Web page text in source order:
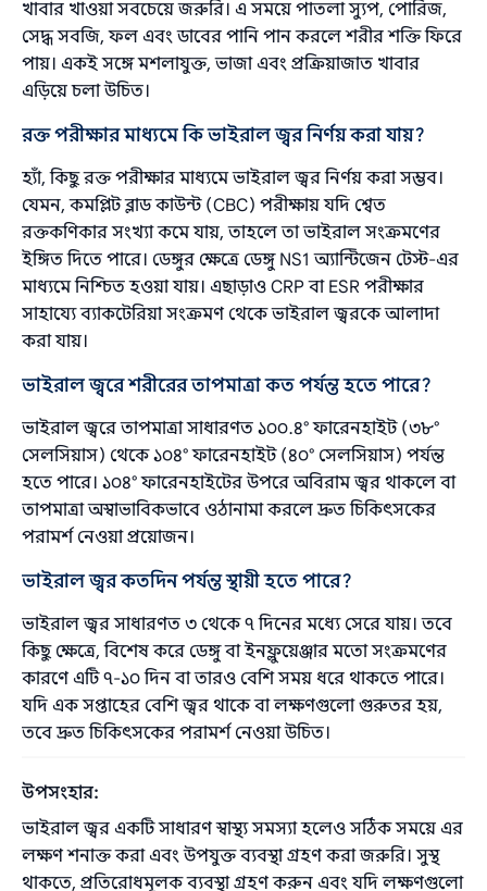
খাবার খাওয়া সবচেয়ে জরুরি। এ সময়ে পাতলা স্যুপ, পোরিজ,
সেদ্ধ সবজি, ফল এবং ডাবের পানি পান করলে শরীর শক্তি ফিরে
পায়। একই সঙ্গে মশলাযুক্ত, ভাজা এবং প্রক্রিয়াজাত খাবার
এড়িয়ে চলা উচিত।
রক্ত পরীক্ষার মাধ্যমে কি ভাইরাল জ্বর নির্ণয় করা যায়?
হ্যাঁ, কিছু রক্ত পরীক্ষার মাধ্যমে ভাইরাল জ্বর নির্ণয় করা সম্ভব।
যেমন, কমপ্লিট ব্লাড কাউন্ট (CBC) পরীক্ষায় যদি শ্বেত
রক্তকণিকার সংখ্যা কমে যায়, তাহলে তা ভাইরাল সংক্রমণের
ইঙ্গিত দিতে পারে। ডেঙ্গুর ক্ষেত্রে ডেঙ্গু NS1 অ্যান্টিজেন টেস্ট-এর
মাধ্যমে নিশ্চিত হওয়া যায়। এছাড়াও CRP বা ESR পরীক্ষার
সাহায্যে ব্যাকটেরিয়া সংক্রমণ থেকে ভাইরাল জ্বরকে আলাদা
করা যায়।
ভাইরাল জ্বরে শরীরের তাপমাত্রা কত পর্যন্ত হতে পারে?
ভাইরাল জ্বরে তাপমাত্রা সাধারণত ১০০.৪° ফারেনহাইট (৩৮°
সেলসিয়াস) থেকে ১০৪° ফারেনহাইট (৪০° সেলসিয়াস) পর্যন্ত
হতে পারে। ১০৪° ফারেনহাইটের উপরে অবিরাম জ্বর থাকলে বা
তাপমাত্রা অস্বাভাবিকভাবে ওঠানামা করলে দ্রুত চিকিৎসকের
পরামর্শ নেওয়া প্রয়োজন।
ভাইরাল জ্বর কতদিন পর্যন্ত স্থায়ী হতে পারে?
ভাইরাল জ্বর সাধারণত ৩ থেকে ৭ দিনের মধ্যে সেরে যায়। তবে
কিছু ক্ষেত্রে, বিশেষ করে ডেঙ্গু বা ইনফ্লুয়েঞ্জার মতো সংক্রমণের
কারণে এটি ৭-১০ দিন বা তারও বেশি সময় ধরে থাকতে পারে।
যদি এক সপ্তাহের বেশি জ্বর থাকে বা লক্ষণগুলো গুরুতর হয়,
তবে দ্রুত চিকিৎসকের পরামর্শ নেওয়া উচিত।
উপসংহার:
ভাইরাল জ্বর একটি সাধারণ স্বাস্থ্য সমস্যা হলেও সঠিক সময়ে এর
লক্ষণ শনাক্ত করা এবং উপযুক্ত ব্যবস্থা গ্রহণ করা জরুরি। সুস্থ
থাকতে, প্রতিরোধমূলক ব্যবস্থা গ্রহণ করুন এবং যদি লক্ষণগুলো